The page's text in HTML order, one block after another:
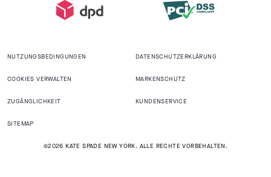
NUTZUNGSBEDINGUNGEN DATENSCHUTZERKLÄRUNG
COOKIES VERWALTEN MARKENSCHUTZ
ZUGÄNGLICHKEIT KUNDENSERVICE
SITEMAP
©2026 KATE SPADE NEW YORK. ALLE RECHTE VORBEHALTEN.